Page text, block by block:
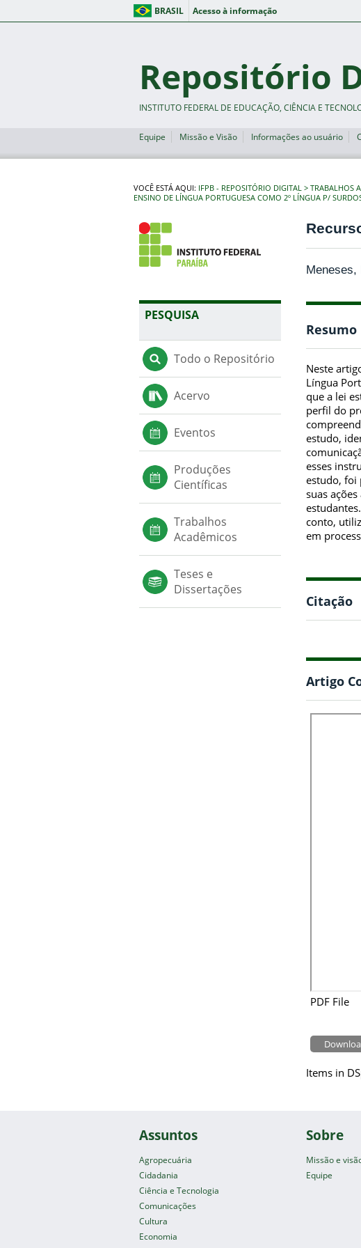
BRASIL Acesso à informação
Repositório
INSTITUTO FEDERAL DE EDUCAÇÃO, CIÊNCIA E
Equipe Missão e Visão Informações ao usuário
VOCÊ ESTÁ AQUI: IFPB - REPOSITÓRIO DIGITAL TRABALHOS
ENSINO DE LÍNGUA PORTUGUESA COMO 2º LÍNGUA P/
PESQUISA
Todo o Repositório
Acervo
Eventos
Produções
Científicas
Trabalhos
Acadêmicos
Teses e
Dissertações
Meneses,
Resumo
Neste
Língua
que a lei
perfil do
estudo,
esses
estudo, foi
suas
conto,
em
Citação
Artigo
PDF File
Items in
Assuntos
Agropecuária
Cidadania
Ciência e Tecnologia
Comunicações
Cultura
Economia
Sobre
Missão e
Equipe